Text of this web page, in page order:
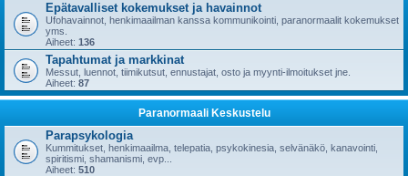
Epätavalliset kokemukset ja havainnot
Ufohavainnot, henkimaailman kanssa kommunikointi, paranormaalit kokemukset
yms.
Aiheet: 136
Tapahtumat ja markkinat
Messut, luennot, tiimikutsut, ennustajat, osto ja myynti-ilmoitukset jne.
Aiheet: 87
Paranormaali Keskustelu
Parapsykologia
Kummitukset, henkimaailma, telepatia, psykokinesia, selvänäkö, kanavointi,
spiritismi, shamanismi, evp...
Aiheet: 510